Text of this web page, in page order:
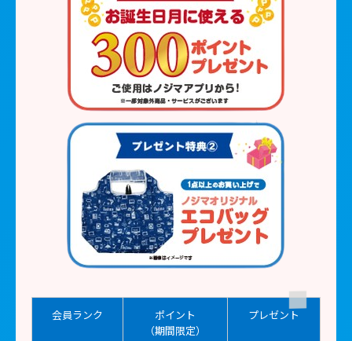
会員ランク
ポイント
（期間限定）
プレゼント